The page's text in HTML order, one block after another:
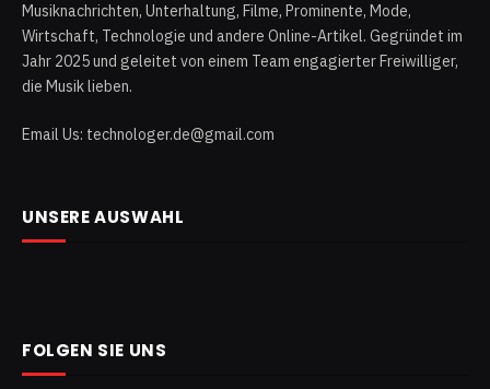
Musiknachrichten, Unterhaltung, Filme, Prominente, Mode,
Wirtschaft, Technologie und andere Online-Artikel. Gegründet im
Jahr 2025 und geleitet von einem Team engagierter Freiwilliger,
die Musik lieben.
Email Us: technologer.de@gmail.com
UNSERE AUSWAHL
FOLGEN SIE UNS